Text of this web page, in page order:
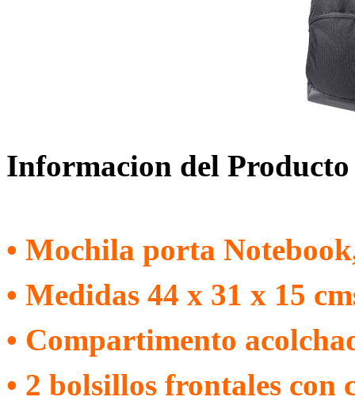
Informacion del Producto
• Mochila porta
• Medidas 44 x 31 x 15
• Compartimento
• 2 bolsillos frontales con